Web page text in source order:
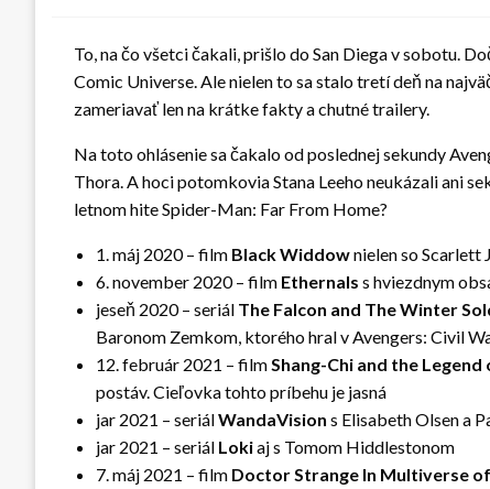
To, na čo všetci čakali, prišlo do San Diega v sobotu.
Comic Universe. Ale nielen to sa stalo tretí deň na
zameriavať len na krátke fakty a chutné trailery.
Na toto ohlásenie sa čakalo od poslednej sekundy
Thora. A hoci potomkovia Stana Leeho neukázali ani
letnom hite Spider-Man: Far From Home?
1. máj 2020 – film Black Widdownielen so Scarlett
6. november 2020 – film Ethernals s hviezdnym
jeseň 2020 – seriál The Falcon and The Winter
Baronom Zemkom, ktorého hral v Avengers: Civil
12. február 2021 – filmShang-Chi and the Legend
postáv. Cieľovka tohto príbehu je jasná
jar 2021 – seriálWandaVision s Elisabeth Olsen a
jar 2021 – seriál Lokiaj s Tomom Hiddlestonom
7. máj 2021 – film Doctor Strange In Multiverse